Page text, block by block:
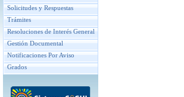
Solicitudes y Respuestas
Trámites
Resoluciones de Interés General
Gestión Documental
Notificaciones Por Aviso
Grados